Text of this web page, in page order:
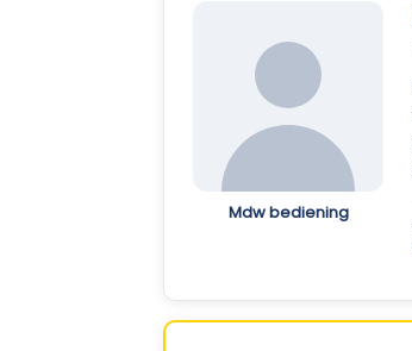
Mdw bediening